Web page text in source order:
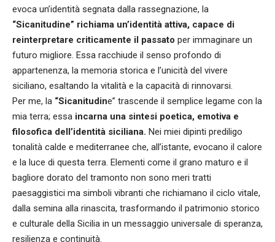
evoca un’identità segnata dalla rassegnazione, la
“Sicanitudine” richiama un’identità attiva, capace di
reinterpretare criticamente il passato per immaginare un
futuro migliore. Essa racchiude il senso profondo di
appartenenza, la memoria storica e l’unicità del vivere
siciliano, esaltando la vitalità e la capacità di rinnovarsi.
Per me, la “Sicanitudine” trascende il semplice legame con la
mia terra; essa incarna una sintesi poetica, emotiva e
filosofica dell’identità siciliana. Nei miei dipinti prediligo
tonalità calde e mediterranee che, all’istante, evocano il calore
e la luce di questa terra. Elementi come il grano maturo e il
bagliore dorato del tramonto non sono meri tratti
paesaggistici ma simboli vibranti che richiamano il ciclo vitale,
dalla semina alla rinascita, trasformando il patrimonio storico
e culturale della Sicilia in un messaggio universale di speranza,
resilienza e continuità.